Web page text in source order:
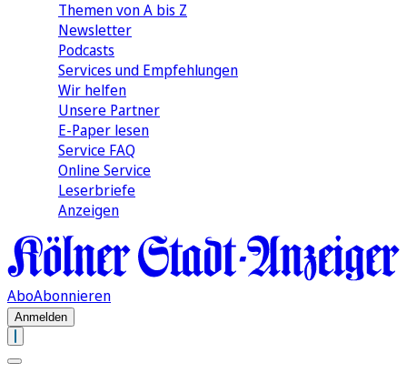
Themen von A bis Z
Newsletter
Podcasts
Services und Empfehlungen
Wir helfen
Unsere Partner
E-Paper lesen
Service FAQ
Online Service
Leserbriefe
Anzeigen
AboAbonnieren
Anmelden